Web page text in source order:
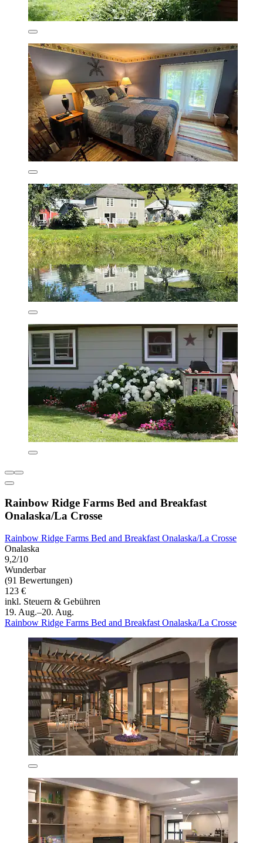
Rainbow Ridge Farms Bed and Breakfast
Onalaska/La Crosse
Rainbow Ridge Farms Bed and Breakfast Onalaska/La Crosse
Onalaska
9,2/10
Wunderbar
(91 Bewertungen)
123 €
inkl. Steuern & Gebühren
19. Aug.–20. Aug.
Rainbow Ridge Farms Bed and Breakfast Onalaska/La Crosse